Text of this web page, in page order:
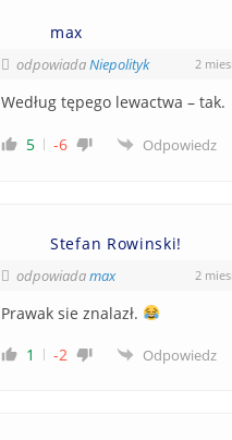
max
odpowiadaNiepolityk 2
Według tępego lewactwa – tak.
5 -6 Odpowiedz
Stefan Rowinski!
odpowiadamax 2
Prawak sie znalazł.
1
-2 Odpowiedz